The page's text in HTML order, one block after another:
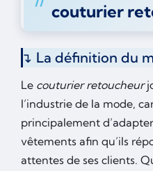
couturier
La définition du
Le couturier retoucheur
l’industrie de la mode,
principalement
vêtements afin qu’ils
attentes de ses clients.